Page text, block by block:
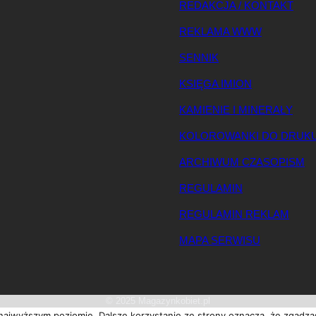
REDAKCJA / KONTAKT
REKLAMA WWW
SENNIK
KSIĘGA IMION
KAMIENIE I MINERAŁY
KOLOROWANKI DO
ARCHIWUM CZASOPISM
REGULAMIN
REGULAMIN REKLAM
MAPA SERWISU